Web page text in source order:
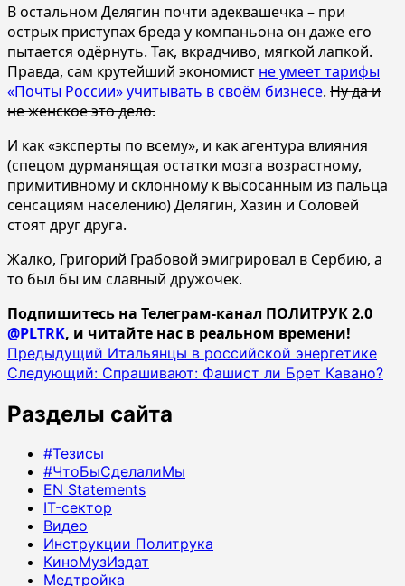
В остальном Делягин почти адеквашечка – при
острых приступах бреда у компаньона он даже его
пытается одёрнуть. Так, вкрадчиво, мягкой лапкой.
Правда, сам крутейший экономист не умеет тарифы
«Почты России» учитывать в своём бизнесе. Ну да и
не женское это дело.
И как «эксперты по всему», и как агентура влияния
(спецом дурманящая остатки мозга возрастному,
примитивному и склонному к высосанным из пальца
сенсациям населению) Делягин, Хазин и Соловей
стоят друг друга.
Жалко, Григорий Грабовой эмигрировал в Сербию, а
то был бы им славный дружочек.
Подпишитесь на Телеграм-канал ПОЛИТРУК 2.0
@PLTRK, и читайте нас в реальном времени!
Навигация
записи
Предыдущий Итальянцы в российской энергетике
Следующий: Спрашивают: Фашист ли Брет Кавано?
Разделы сайта
#Тезисы
#ЧтоБыСделалиМы
EN Statements
IT-сектор
Видео
Инструкции Политрука
КиноМузИздат
Медтройка